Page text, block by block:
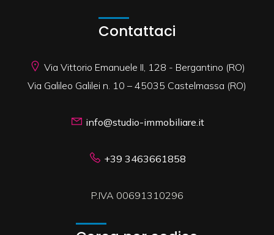
Contattaci
Via Vittorio Emanuele II, 128 - Bergantino (RO)
Via Galileo Galilei n. 10 – 45035 Castelmassa (RO)
info@studio-immobiliare.it
+39 3463661858
P.IVA 00691310296